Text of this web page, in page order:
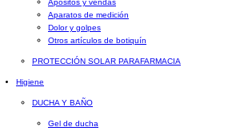
Apósitos y vendas
Aparatos de medición
Dolor y golpes
Otros artículos de botiquín
PROTECCIÓN SOLAR PARAFARMACIA
Higiene
DUCHA Y BAÑO
Gel de ducha